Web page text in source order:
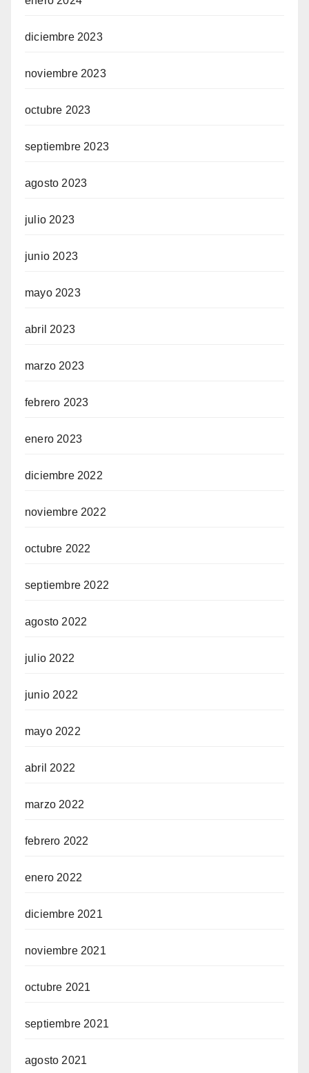
diciembre 2023
noviembre 2023
octubre 2023
septiembre 2023
agosto 2023
julio 2023
junio 2023
mayo 2023
abril 2023
marzo 2023
febrero 2023
enero 2023
diciembre 2022
noviembre 2022
octubre 2022
septiembre 2022
agosto 2022
julio 2022
junio 2022
mayo 2022
abril 2022
marzo 2022
febrero 2022
enero 2022
diciembre 2021
noviembre 2021
octubre 2021
septiembre 2021
agosto 2021